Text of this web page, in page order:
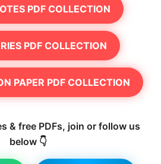
PDF COLLECTION
PDF COLLECTION
PAPER PDF COLLECTION
& free PDFs, join or follow us
below 👇